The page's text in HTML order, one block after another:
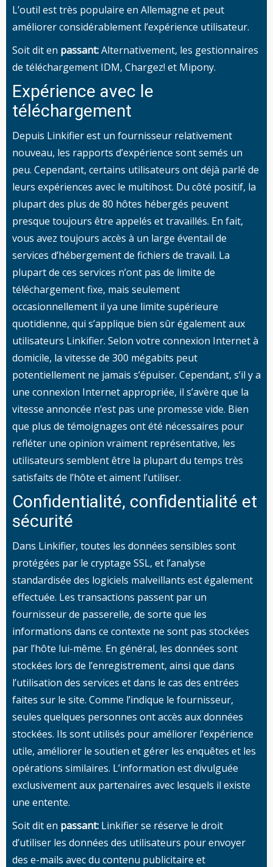
L’outil est très populaire en Allemagne et peut
améliorer considérablement l’expérience utilisateur.
Soit dit en passant:Alternativement, les gestionnaires
de téléchargement IDM, Chargez! et Mipony.
Expérience avec le
téléchargement
Depuis Linkifier est un fournisseur relativement
nouveau, les rapports d’expérience sont semés un
peu. Cependant, certains utilisateurs ont déjà parlé de
leurs expériences avec le multihost. Du côté positif, la
plupart des plus de 80 hôtes hébergés peuvent
presque toujours être appelés et travaillés. En fait,
vous avez toujours accès à un large éventail de
services d’hébergement de fichiers de travail. La
plupart de ces services n’ont pas de limite de
téléchargement fixe, mais seulement
occasionnellement il ya une limite supérieure
quotidienne, qui s’applique bien sûr également aux
utilisateurs Linkifier. Selon votre connexion Internet à
domicile, la vitesse de 300 mégabits peut
potentiellement ne jamais s’épuiser. Cependant, s’il y a
une connexion Internet appropriée, il s’avère que la
vitesse annoncée n’est pas une promesse vide. Bien
que plus de témoignages ont été nécessaires pour
refléter une opinion vraiment représentative, les
utilisateurs semblent être la plupart du temps très
satisfaits de l’hôte et aiment l’utiliser.
Confidentialité, confidentialité et
sécurité
Dans Linkifier, toutes les données sensibles sont
protégées par le cryptage SSL, et l’analyse
standardisée des logiciels malveillants est également
effectuée. Les transactions passent par un
fournisseur de passerelle, de sorte que les
informations dans ce contexte ne sont pas stockées
par l’hôte lui-même. En général, les données sont
stockées lors de l’enregistrement, ainsi que dans
l’utilisation des services et dans le cas des entrées
faites sur le site. Comme l’indique le fournisseur,
seules quelques personnes ont accès aux données
stockées. Ils sont utilisés pour améliorer l’expérience
utile, améliorer le soutien et gérer les enquêtes et les
opérations similaires. L’information est divulguée
exclusivement aux partenaires avec lesquels il existe
une entente.
Soit dit en passant: Linkifier se réserve le droit
d’utiliser les données des utilisateurs pour envoyer
des e-mails avec du contenu publicitaire et